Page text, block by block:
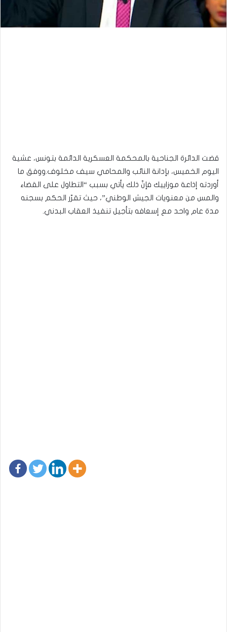
قضت الدائرة الجناحية بالمحكمة العسكرية الدائمة بتونس، عشية
اليوم الخميس، بإدانة النائب والمحامي سيف مخلوف.ووفق ما
أوردته إذاعة موزاييك فإنّ ذلك يأتي بسبب “التطاول على القضاء
والمس من معنويات الجيش الوطني”، حيث تقرّر الحكم بسجنه
مدة عام واحد مع إسعافه بتأجيل تنفيذ العقاب البدني.